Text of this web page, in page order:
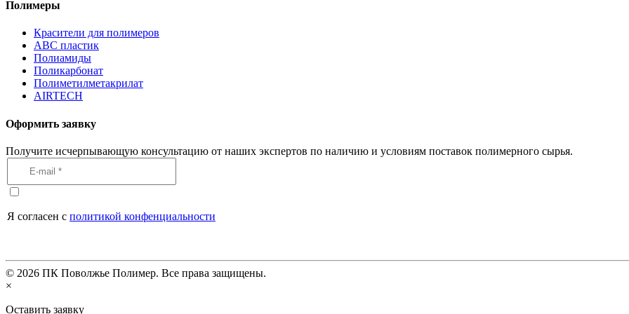
Полимеры
Красители для полимеров
АВС пластик
Полиамиды
Поликарбонат
Полиметилметакрилат
AIRTECH
Оформить заявку
Получите исчерпывающую консультацию от наших экспертов по наличию и условиям поставок полимерного сырья.
Я согласен с политикой конфенциальности
© 2026 ПК Поволжье Полимер. Все права защищены.
×
Оставить заявку